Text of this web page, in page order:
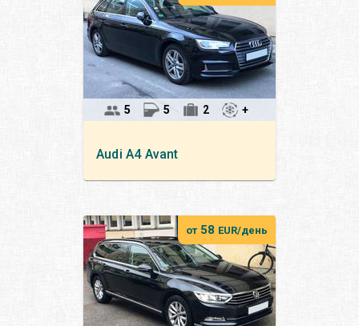
Audi A4 Avant
5 5 2 +
от 58 EUR/день